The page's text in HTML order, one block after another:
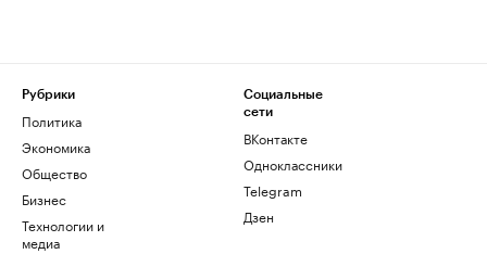
Рубрики
Политика
Экономика
Общество
Бизнес
Технологии и
медиа
Социальные
сети
ВКонтакте
Одноклассники
Telegram
Дзен